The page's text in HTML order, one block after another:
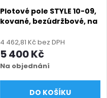
Plotové pole STYLE 10-09,
kované, bezúdržbové, na
mm, výška 650–1750
mm), hnědá RAL 8014
matná
4 462,81 Kč bez DPH
5 400 Kč
Na objednání
DO KOŠÍKU